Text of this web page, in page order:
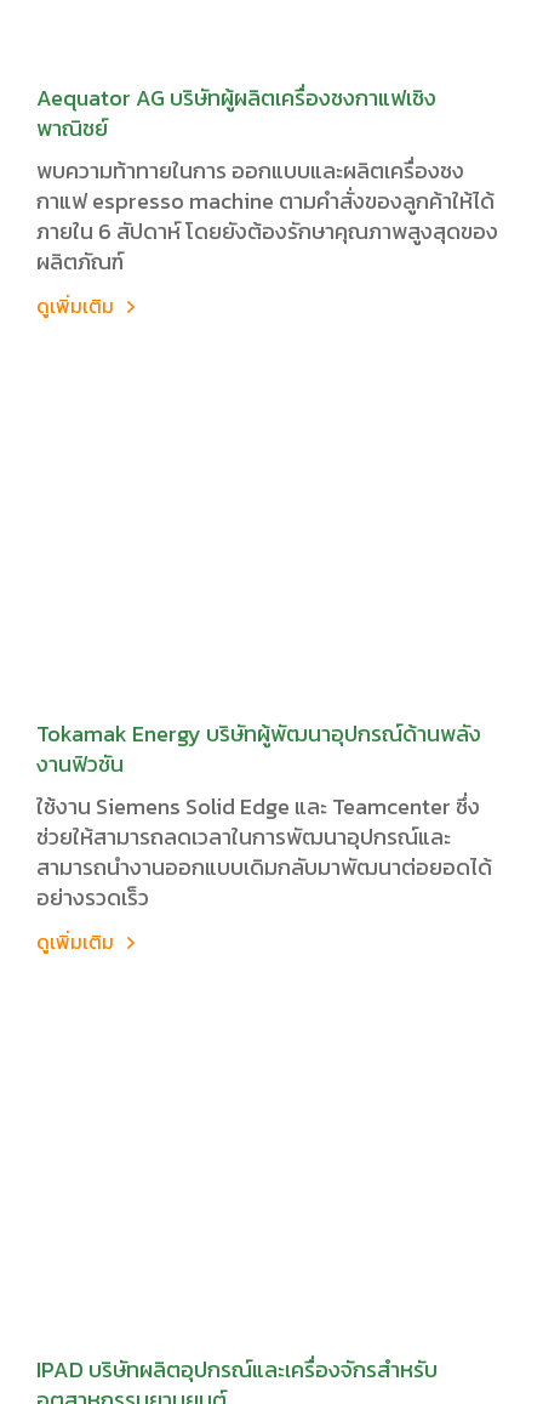
Aequator AG บริษัทผู้ผลิตเครื่องชงกาแฟเชิง
พาณิชย์
พบความท้าทายในการ ออกแบบและผลิตเครื่องชง
กาแฟ espresso machine ตามคำสั่งของลูกค้าให้ได้
ภายใน 6 สัปดาห์ โดยยังต้องรักษาคุณภาพสูงสุดของ
ผลิตภัณฑ์
ดูเพิ่มเติม
Tokamak Energy บริษัทผู้พัฒนาอุปกรณ์ด้านพลัง
งานฟิวชัน
ใช้งาน Siemens Solid Edge และ Teamcenter ซึ่ง
ช่วยให้สามารถลดเวลาในการพัฒนาอุปกรณ์และ
สามารถนำงานออกแบบเดิมกลับมาพัฒนาต่อยอดได้
อย่างรวดเร็ว
ดูเพิ่มเติม
IPAD บริษัทผลิตอุปกรณ์และเครื่องจักรสำหรับ